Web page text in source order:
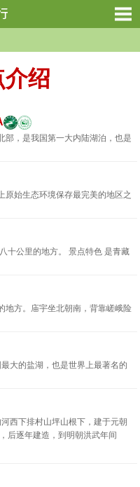
绍
部，是我国第一大内陆湖泊，也是
原始生态环境保存最完美的地区之
十公里的地方。 景点特色 是青藏
地方。庙宇坐北朝南，背靠嵯峨险
大的盐湖，也是世界上最著名的
西下排村山坪山根下，建于元朝
后逐年建造，到明朝洪武年间